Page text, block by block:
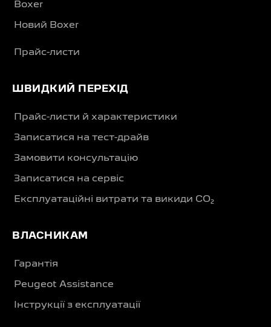
Boxer
Новий Boxer
Прайс-листи
ШВИДКИЙ ПЕРЕХІД
Прайс-листи й характеристики
Записатися на тест-драйв
Замовити консультацію
Записатися на сервіс
Експлуатаційні витрати та викиди CO₂
ВЛАСНИКАМ
Гарантія
Peugeot Assistance
Інструкції з експлуатації